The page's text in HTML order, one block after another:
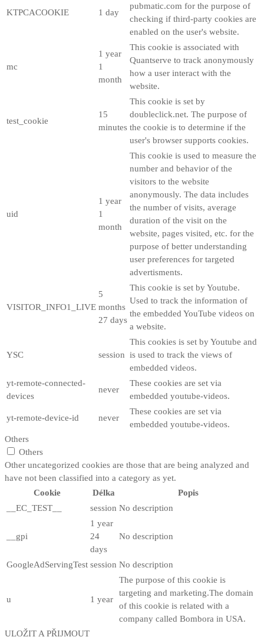
KTPCACOOKIE 1 day
pubmatic.com for the purpose of
checking if third-party cookies are
enabled on the user's website.
mc
1 year
1
month
This cookie is associated with
Quantserve to track anonymously
how a user interact with the
website.
test_cookie
15
minutes
This cookie is set by
doubleclick.net. The purpose of
the cookie is to determine if the
user's browser supports cookies.
uid
1 year
1
month
This cookie is used to measure the
number and behavior of the
visitors to the website
anonymously. The data includes
the number of visits, average
duration of the visit on the
website, pages visited, etc. for the
purpose of better understanding
user preferences for targeted
advertisments.
VISITOR_INFO1_LIVE
5
months
27 days
This cookie is set by Youtube.
Used to track the information of
the embedded YouTube videos on
a website.
YSC session
This cookies is set by Youtube and
is used to track the views of
embedded videos.
yt-remote-connected-
devices
never
These cookies are set via
embedded youtube-videos.
yt-remote-device-id never
These cookies are set via
embedded youtube-videos.
Others
Others
Other uncategorized cookies are those that are being analyzed and
have not been classified into a category as yet.
Cookie
Délka
Popis
__EC_TEST__
session No description
__gpi
1 year
24
days
No description
GoogleAdServingTest session No description
u 1 year
The purpose of this cookie is
targeting and marketing.The domain
of this cookie is related with a
company called Bombora in USA.
ULOŽIT A PŘIJMOUT